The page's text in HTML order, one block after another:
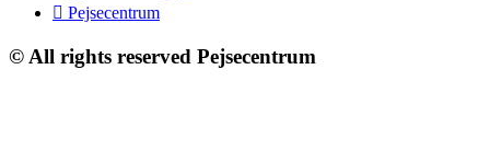
Pejsecentrum
© All rights reserved Pejsecentrum